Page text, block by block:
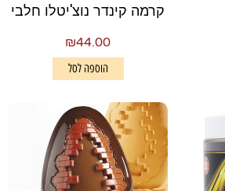
קרמה קינדר נוצ'יטלו חלבי
₪44.00
הוספה לסל